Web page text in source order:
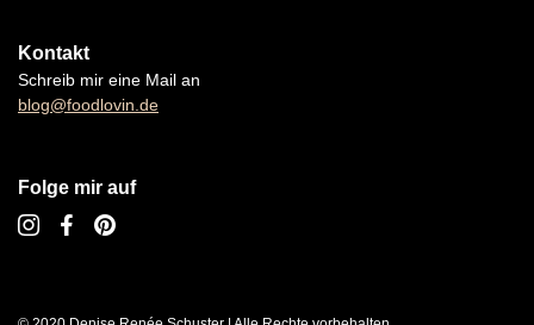
Kontakt
Schreib mir eine Mail an
blog@foodlovin.de
Folge mir auf